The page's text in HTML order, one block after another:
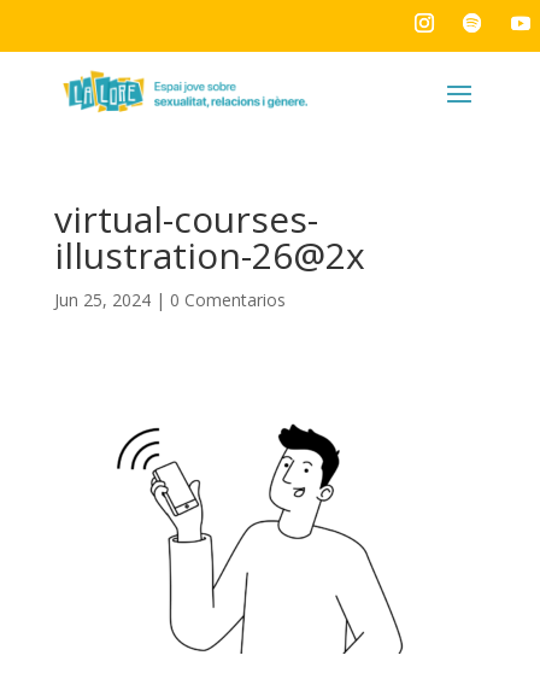
virtual-courses-
illustration-26@2x
Jun 25, 2024| 0 Comentarios